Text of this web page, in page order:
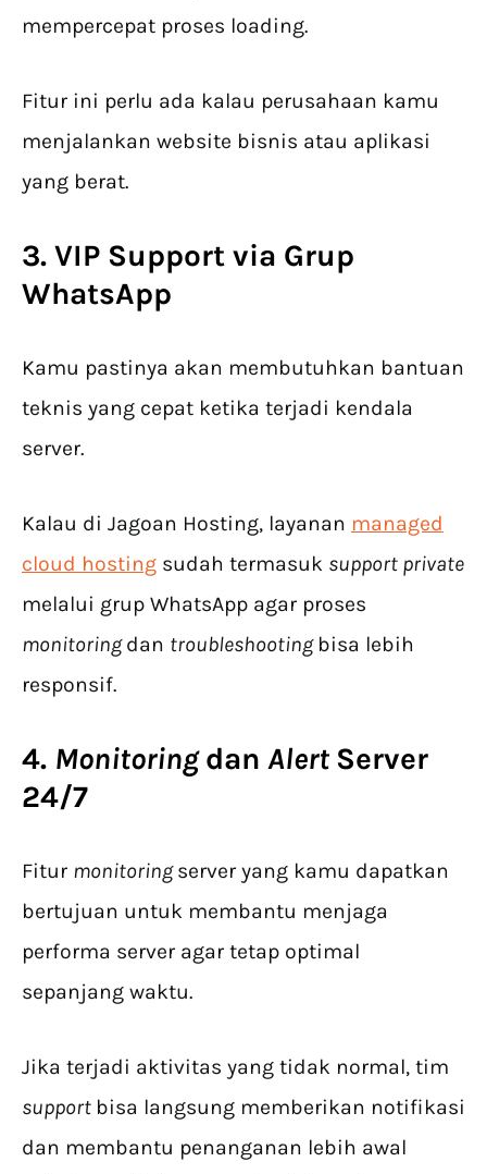
mempercepat proses loading.
Fitur ini perlu ada kalau perusahaan kamu
menjalankan website bisnis atau aplikasi
yang berat.
3. VIP Support via Grup
WhatsApp
Kamu pastinya akan membutuhkan bantuan
teknis yang cepat ketika terjadi kendala
server.
Kalau di Jagoan Hosting, layanan managed
cloud hosting sudah termasuk support private
melalui grup WhatsApp agar proses
monitoringdan troubleshooting bisa lebih
responsif.
4. Monitoringdan Alert Server
24/7
Fitur monitoringserver yang kamu dapatkan
bertujuan untuk membantu menjaga
performa server agar tetap optimal
sepanjang waktu.
Jika terjadi aktivitas yang tidak normal, tim
support bisa langsung memberikan notifikasi
dan membantu penanganan lebih awal